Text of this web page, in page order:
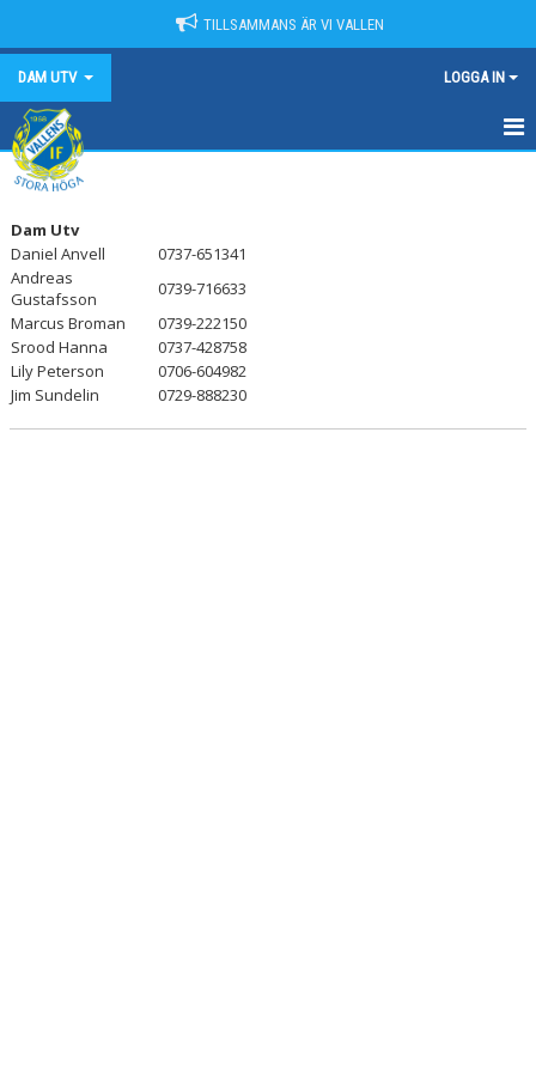
TILLSAMMANS ÄR VI VALLEN
DAM UTV LOGGA IN
HEM
NYHETER
KALENDER
MATCHER
TRUPPEN
BILDGALLERI
Dam Utv
Daniel Anvell
0737-651341
Andreas
Gustafsson
0739-716633
Marcus Broman
0739-222150
Srood Hanna
0737-428758
Lily Peterson
0706-604982
Jim Sundelin
0729-888230